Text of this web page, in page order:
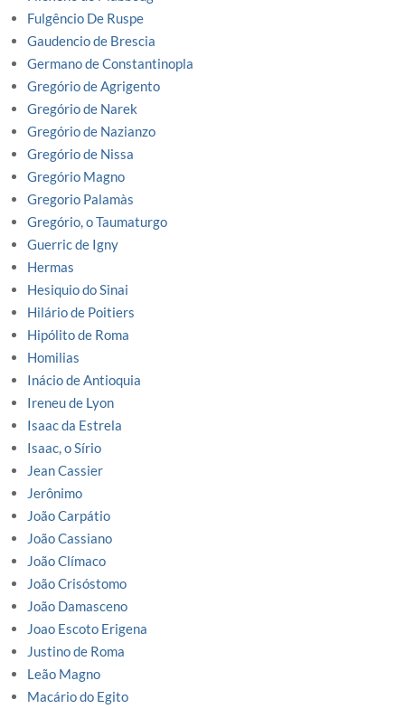
Fulgêncio De Ruspe
Gaudencio de Brescia
Germano de Constantinopla
Gregório de Agrigento
Gregório de Narek
Gregório de Nazianzo
Gregório de Nissa
Gregório Magno
Gregorio Palamàs
Gregório, o Taumaturgo
Guerric de Igny
Hermas
Hesiquio do Sinai
Hilário de Poitiers
Hipólito de Roma
Homilias
Inácio de Antioquia
Ireneu de Lyon
Isaac da Estrela
Isaac, o Sírio
Jean Cassier
Jerônimo
João Carpátio
João Cassiano
João Clímaco
João Crisóstomo
João Damasceno
Joao Escoto Erigena
Justino de Roma
Leão Magno
Macário do Egito